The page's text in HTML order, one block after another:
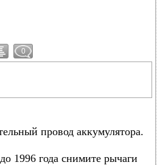
0
провод аккумулятора.
1996 года снимите рычаги